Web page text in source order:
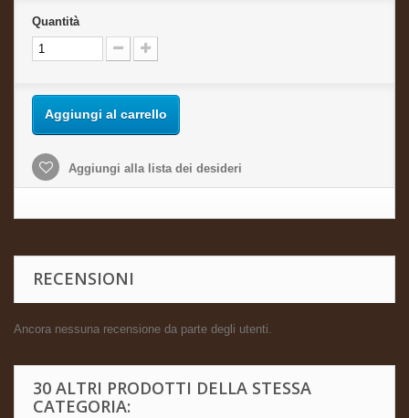
Quantità
Aggiungi al carrello
Aggiungi alla lista dei desideri
RECENSIONI
Ancora nessuna recensione da parte degli utenti.
30 ALTRI PRODOTTI DELLA STESSA
CATEGORIA: